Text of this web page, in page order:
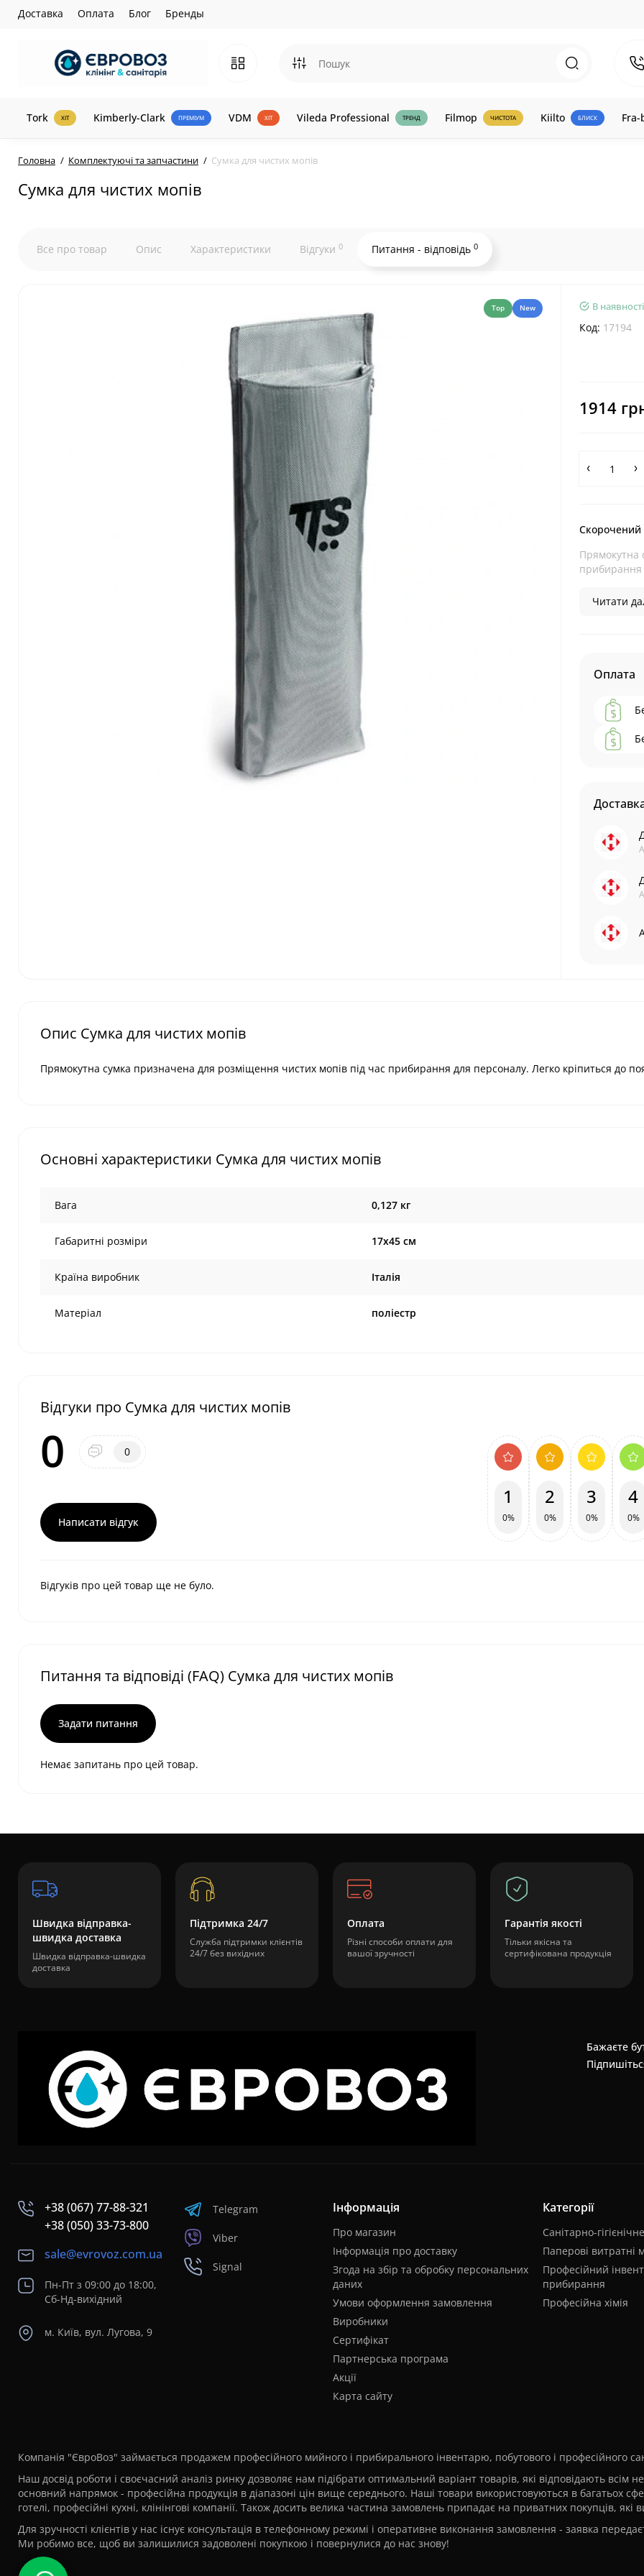
Доставка Оплата Блог Бренды
Tork ХІТ Kimberly-Clark ПРЕМІУМ VDM ХІТ Vileda Professional ТРЕНД Filmop ЧИСТОТА Kiilto БЛИСК
Головна Комплектуючі та запчастини Сумка для чистих мопів
Сумка для чистих мопів
Все про товар Опис Характеристики Відгуки 0 Питання - відповідь 0
Top New В наявності
Код: 17194
1914
Скорочений
Прямокутна
прибирання
Читати
Оплата
Опис Сумка для чистих мопів
Прямокутна сумка призначена для розміщення чистих мопів під час прибирання для персоналу. Легко кріпиться до
Основні характеристики Сумка для чистих мопів
Вага 0,127 кг
Габаритні розміри 17х45 см
Країна виробник Італія
Матеріал поліестр
Відгуки про Сумка для чистих мопів
0 0
Написати відгук
1
0%
2
0%
3
0%
4
0%
Відгуків про цей товар ще не було.
Питання та відповіді (FAQ) Сумка для чистих мопів
Задати питання
Немає запитань про цей товар.
Швидка відправка-
швидка доставка
Швидка відправка-швидка
доставка
Підтримка 24/7
Служба підтримки клієнтів
24/7 без вихідних
Оплата
Різні способи оплати для
вашої зручності
Гарантія якості
Тільки якісна та
сертифікована продукція
Бажаєте
+38 (067) 77-88-321
+38 (050) 33-73-800
sale@evrovoz.com.ua
Пн-Пт з 09:00 до 18:00,
Сб-Нд-вихідний
м. Київ, вул. Лугова, 9
Telegram
Viber
Signal
Інформація
Про магазин
Інформація про доставку
Згода на збір та обробку персональних
даних
Умови оформлення замовлення
Виробники
Сертифікат
Партнерська програма
Акції
Карта сайту
Категорії
Санітарно-
Паперові витратні
Професійний
прибирання
Професійна хімія
Компанія "ЄвроВоз" займається продажем професійного мийного і прибирального інвентарю, побутового і професійного
Наш досвід роботи і своєчасний аналіз ринку дозволяє нам підібрати оптимальний варіант товарів, які відповідають
основний напрямок - професійна продукція в діапазоні цін вище середнього. Наші товари використовуються в багатьох
готелі, професійні кухні, клінінгові компанії. Також досить велика частина замовлень припадає на приватних покупців,
Для зручності клієнтів у нас існує консультація в телефонному режимі і оперативне виконання замовлення - заявка
Ми робимо все, щоб ви залишилися задоволені покупкою і повернулися до нас знову!